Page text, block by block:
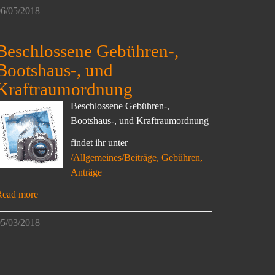
05/2018
Gebühren-,
, und
Beschlossene Gebühren-,
Bootshaus-, und Kraftraumordnung
findet ihr unter
/Allgemeines/Beiträge, Gebühren,
Anträge
more
03/2018